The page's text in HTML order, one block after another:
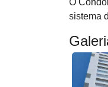
O
sistema